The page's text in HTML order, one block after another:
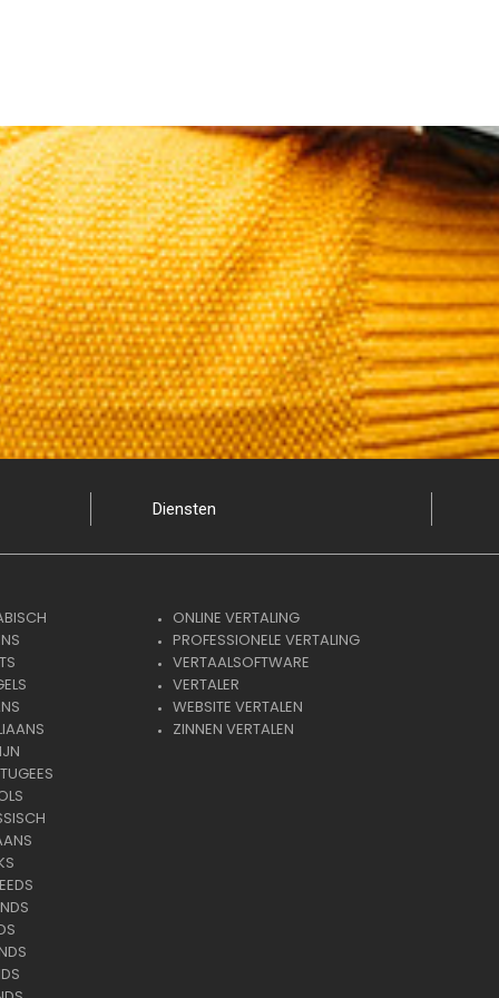
Diensten
ONLINE VERTALING
PROFESSIONELE VERTALING
VERTAALSOFTWARE
VERTALER
WEBSITE VERTALEN
ZINNEN VERTALEN